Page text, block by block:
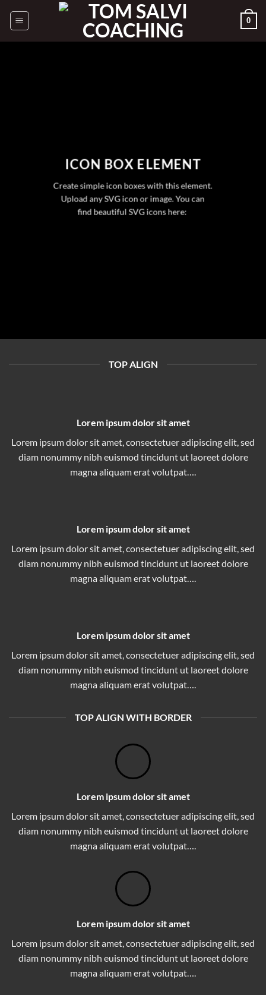
0
ICON BOX ELEMENT
Create simple icon boxes with this element.
Upload any SVG icon or image. You can
find beautiful SVG icons here:
TOP ALIGN
Lorem ipsum dolor sit amet
Lorem ipsum dolor sit amet, consectetuer adipiscing elit, sed
diam nonummy nibh euismod tincidunt ut laoreet dolore
magna aliquam erat volutpat….
Lorem ipsum dolor sit amet
Lorem ipsum dolor sit amet, consectetuer adipiscing elit, sed
diam nonummy nibh euismod tincidunt ut laoreet dolore
magna aliquam erat volutpat….
Lorem ipsum dolor sit amet
Lorem ipsum dolor sit amet, consectetuer adipiscing elit, sed
diam nonummy nibh euismod tincidunt ut laoreet dolore
magna aliquam erat volutpat….
TOP ALIGN WITH BORDER
Lorem ipsum dolor sit amet
Lorem ipsum dolor sit amet, consectetuer adipiscing elit, sed
diam nonummy nibh euismod tincidunt ut laoreet dolore
magna aliquam erat volutpat….
Lorem ipsum dolor sit amet
Lorem ipsum dolor sit amet, consectetuer adipiscing elit, sed
diam nonummy nibh euismod tincidunt ut laoreet dolore
magna aliquam erat volutpat….